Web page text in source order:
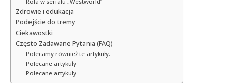
Zdrowie i edukacja
Podejście do tremy
Ciekawostki
Często Zadawane Pytania (FAQ)
Polecamy również te artykuły:
Polecane artykuły
Polecane artykuły